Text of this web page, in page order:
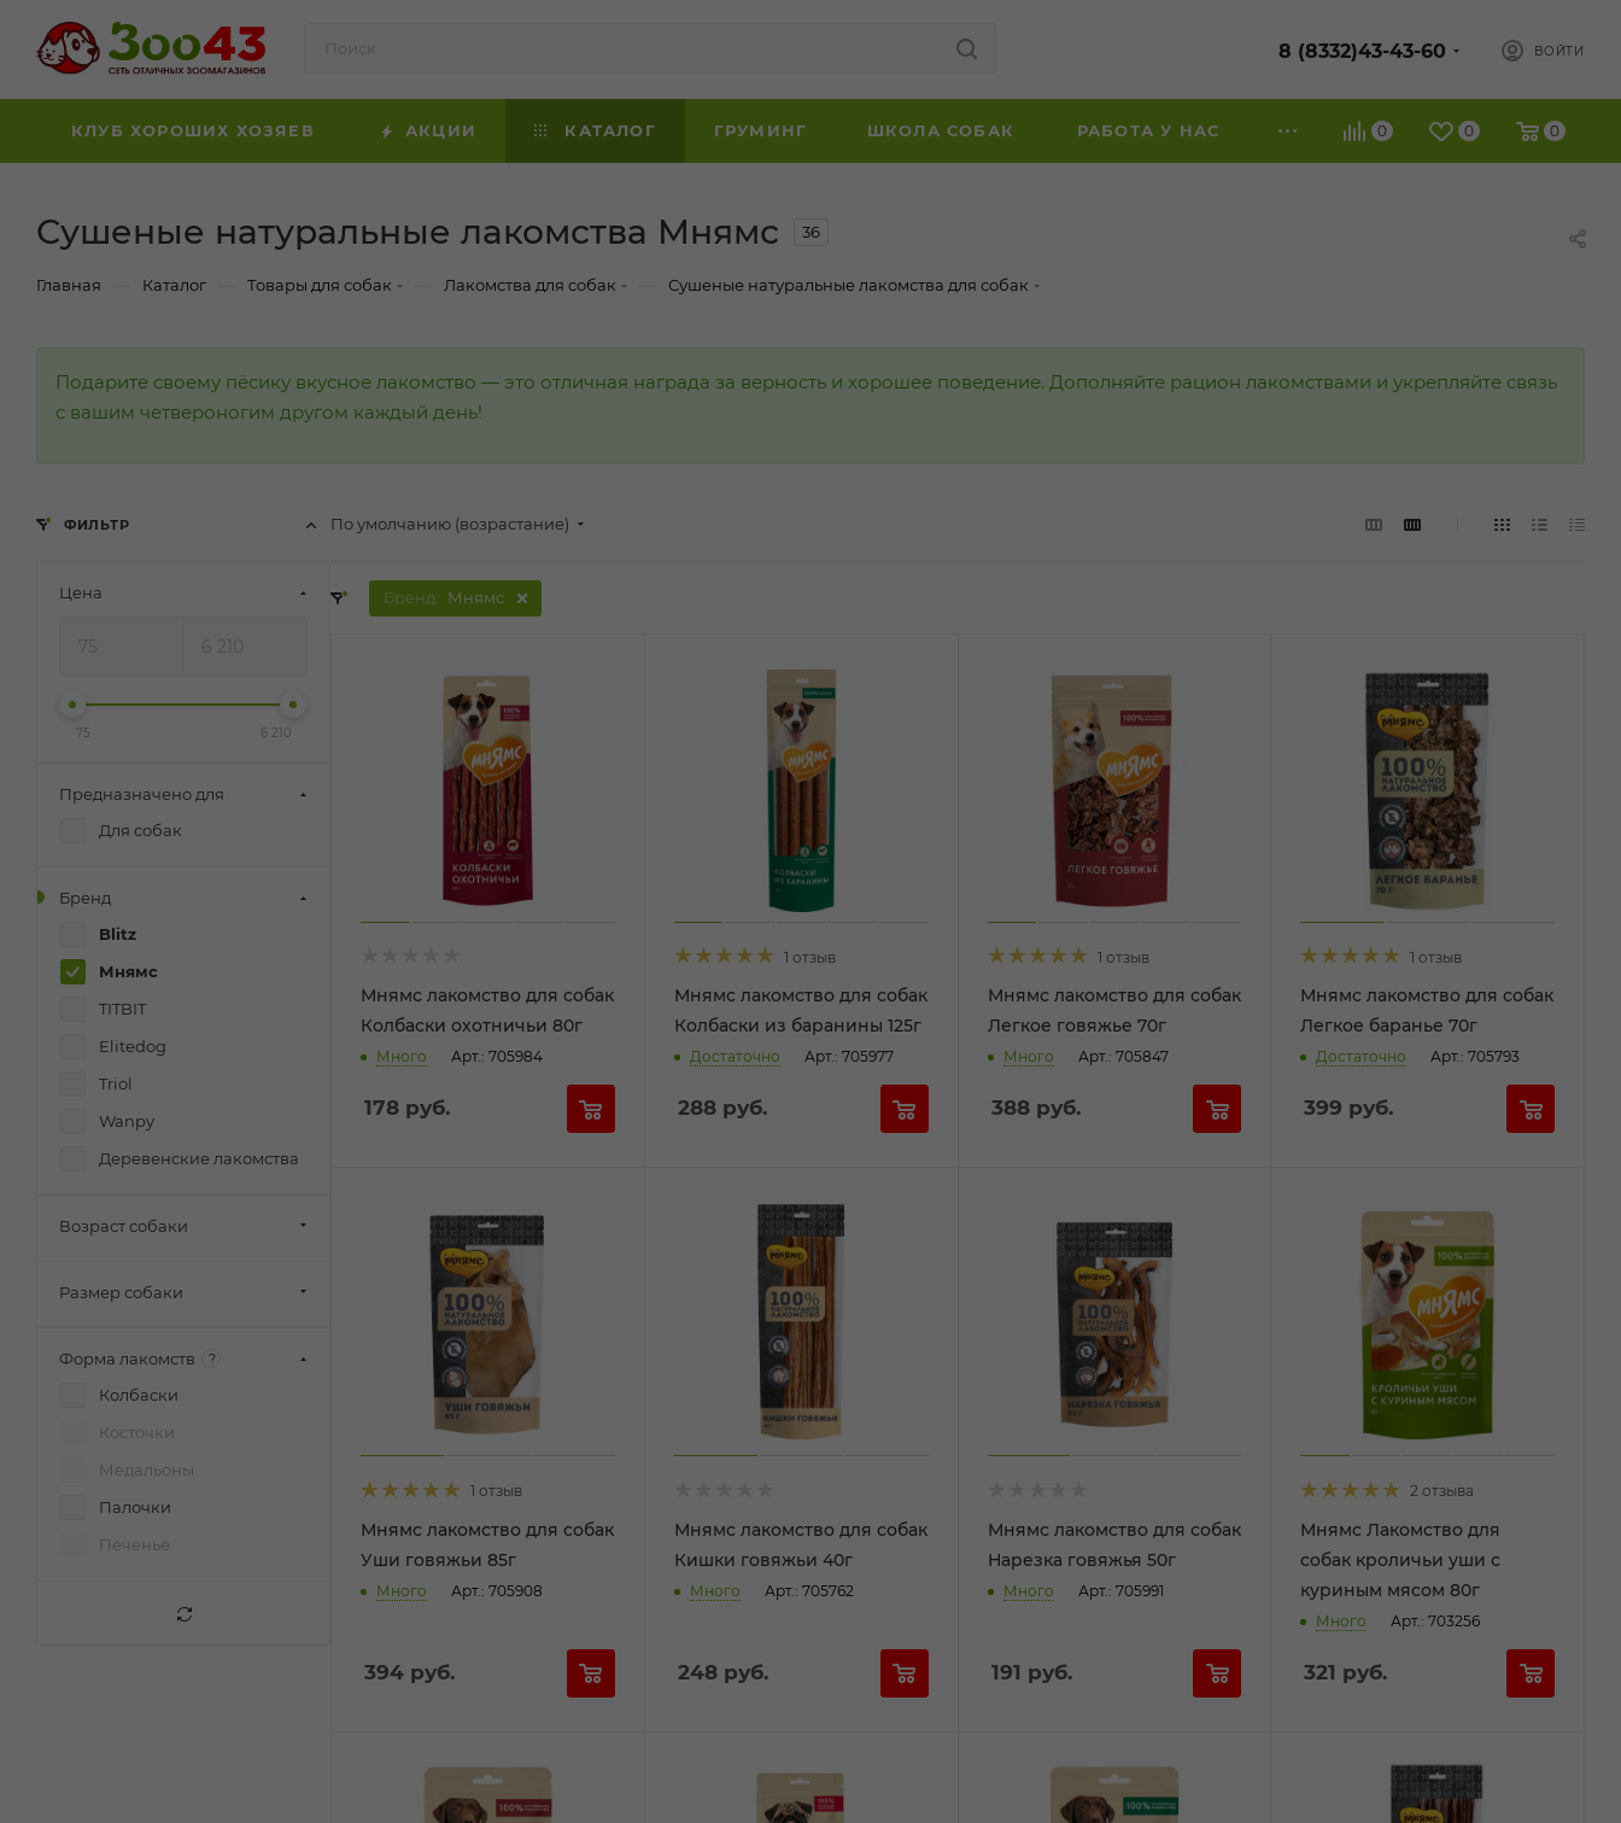
8 (8332)43-43-60 ВОЙТИ
0 0 0
КЛУБ ХОРОШИХ ХОЗЯЕВ АКЦИИ КАТАЛОГ ГРУМИНГ ШКОЛА СОБАК РАБОТА У НАС
Сушеные натуральные лакомства Мнямс 36
Главная Каталог Товары для собак Лакомства для собак Сушеные натуральные лакомства для собак
Подарите своему пёсику вкусное лакомство — это отличная награда за верность и хорошее поведение. Дополняйте рацион лакомствами и укрепляйте связь
с вашим четвероногим другом каждый день!
По умолчанию (возрастание)
Бренд: Мнямс
Мнямс лакомство для собак
Колбаски охотничьи 80г
Много Арт.: 705984
178 руб.
1 отзыв
Мнямс лакомство для собак
Колбаски из баранины 125г
Достаточно Арт.: 705977
288руб.
1 отзыв
Мнямс лакомство для собак
Легкое говяжье 70г
Много Арт.: 705847
388руб.
1 отзыв
Мнямс лакомство для собак
Легкое баранье 70г
Достаточно Арт.: 705793
399 руб.
1 отзыв
Мнямс лакомство для собак
Уши говяжьи 85г
Много Арт.: 705908
394 руб.
Мнямс лакомство для собак
Кишки говяжьи 40г
Много Арт.: 705762
248руб.
Мнямс лакомство для собак
Нарезка говяжья 50г
Много Арт.: 705991
191 руб.
2 отзыва
Мнямс Лакомство для
собак кроличьи уши с
куриным мясом 80г
Много Арт.: 703256
321 руб.
ФИЛЬТР
Цена
75 6 210
Предназначено для
Для собак
Бренд
Blitz
Мнямс
TITBIT
Elitedog
Triol
Wanpy
Деревенские лакомства
Возраст собаки
Размер собаки
Форма лакомств ?
Колбаски
Косточки
Медальоны
Палочки
Печенье